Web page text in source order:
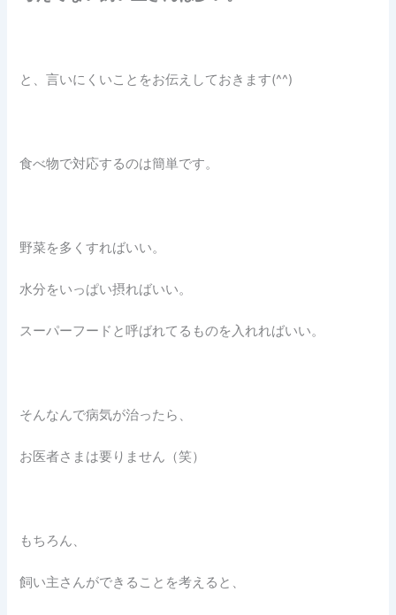
と、言いにくいことをお伝えしておきます(^^)
食べ物で対応するのは簡単です。
野菜を多くすればいい。
水分をいっぱい摂ればいい。
スーパーフードと呼ばれてるものを入れればいい。
そんなんで病気が治ったら、
お医者さまは要りません（笑）
もちろん、
飼い主さんができることを考えると、